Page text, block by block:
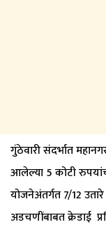
गुंठेवारी संदर्भात
आलेल्या 5 कोटी
योजनेअंतर्गत 7/12
अडचणींबाबत क्रेडाई